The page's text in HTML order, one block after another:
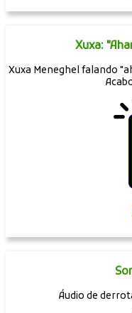
Xuxa:
Xuxa Meneghel falando
Áudio de